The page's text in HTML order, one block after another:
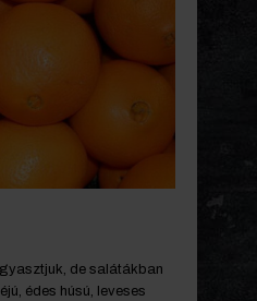
de salátákban
édes húsú, leveses